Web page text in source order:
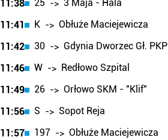
11:38
25 -> 3 Maja - Hala
11:41
K -> Obłuże Maciejewicza
11:42
30 -> Gdynia Dworzec Gł. PKP
11:46
W -> Redłowo Szpital
11:49
26 -> Orłowo SKM - "Klif"
11:56
S -> Sopot Reja
11:57
197 -> Obłuże Maciejewicza